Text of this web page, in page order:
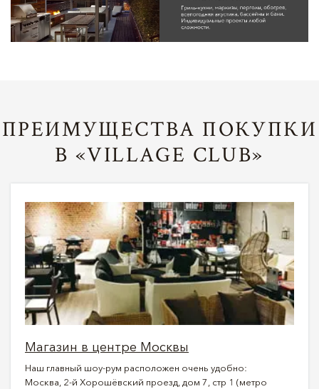
ПРЕИМУЩЕСТВА ПОКУПКИ
В «VILLAGE CLUB»
Магазин в центре Москвы
Наш главный шоу-рум расположен очень удобно:
Москва, 2-й Хорошёвский проезд, дом 7, стр 1 (метро